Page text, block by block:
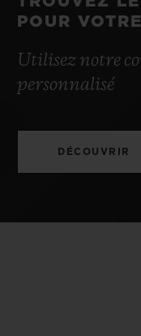
POUR
Utilisez notre
personnalisé
DÉCOUVRIR